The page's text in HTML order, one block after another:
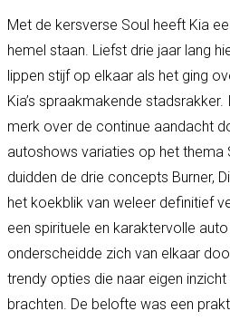
Met de kersverse Soul heeft Kia
hemel staan. Liefst drie jaar lang
lippen stijf op elkaar als het ging
Kia’s spraakmakende
merk over de continue aandacht
autoshows variaties op het thema
duidden de drie concepts Burner,
het koekblik van weleer definitief
een spirituele en karaktervolle
onderscheidde zich van elkaar
trendy opties die naar eigen
brachten. De belofte was een